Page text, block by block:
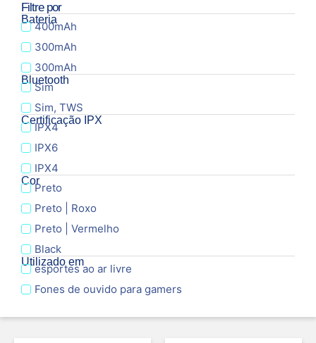
Filtre por
Bateria
400mAh
300mAh
300mAh
Bluetooth
Sim
Sim, TWS
Certificação IPX
IPX4
IPX6
IPX4
Cor
Preto
Preto | Roxo
Preto | Vermelho
Black
Utilizado em
esportes ao ar livre
Fones de ouvido para gamers